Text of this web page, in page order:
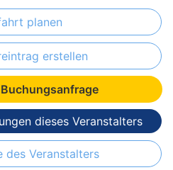
planen
erstellen
dieses Veranstalters
des Veranstalters